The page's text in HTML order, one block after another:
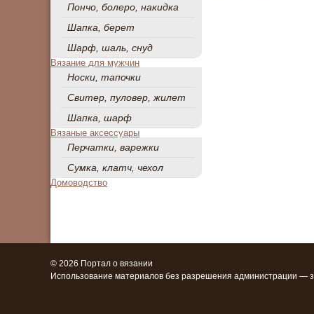
Пончо, болеро, накидка
Шапка, берет
Шарф, шаль, снуд
Вязание для мужчин
Носки, тапочки
Свитер, пуловер, жилет
Шапка, шарф
Вязаные аксессуары
Перчатки, варежки
Сумка, клатч, чехол
Домоводство
© 2026 Портал о вязании
Использование материалов без разрешения администрации —